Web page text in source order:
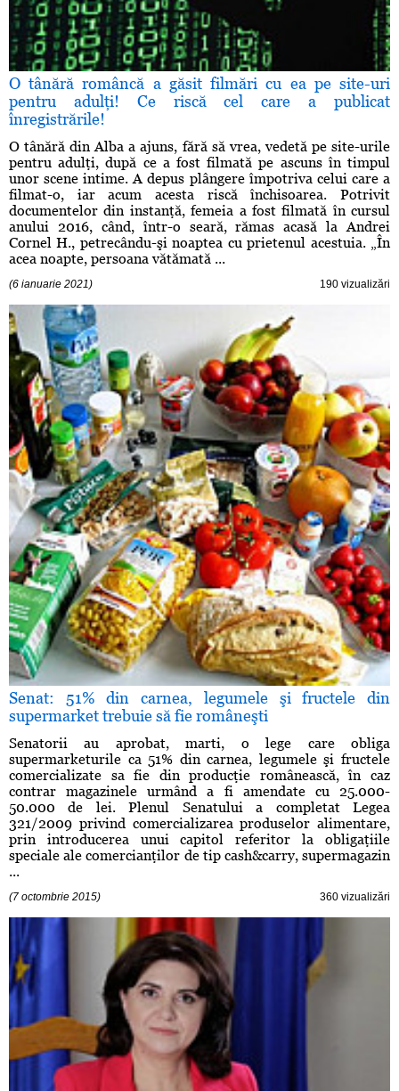
O tânără româncă a găsit filmări cu ea pe site-uri
pentru adulţi! Ce riscă cel care a publicat
înregistrările!
O tânără din Alba a ajuns, fără să vrea, vedetă pe site-urile
pentru adulţi, după ce a fost filmată pe ascuns în timpul
unor scene intime. A depus plângere împotriva celui care a
filmat-o, iar acum acesta riscă închisoarea. Potrivit
documentelor din instanţă, femeia a fost filmată în cursul
anului 2016, când, într-o seară, rămas acasă la Andrei
Cornel H., petrecându-şi noaptea cu prietenul acestuia. „În
acea noapte, persoana vătămată ...
(6 ianuarie 2021) 190 vizualizări
Senat: 51% din carnea, legumele şi fructele din
supermarket trebuie să fie româneşti
Senatorii au aprobat, marti, o lege care obliga
supermarketurile ca 51% din carnea, legumele şi fructele
comercializate sa fie din producţie românească, în caz
contrar magazinele urmând a fi amendate cu 25.000-
50.000 de lei. Plenul Senatului a completat Legea
321/2009 privind comercializarea produselor alimentare,
prin introducerea unui capitol referitor la obligaţiile
speciale ale comercianţilor de tip cash&carry, supermagazin
...
(7 octombrie 2015) 360 vizualizări